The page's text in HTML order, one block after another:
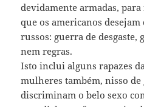
devidamente armadas,
que os americanos desejam
russos: guerra de desgaste,
nem regras.
Isto inclui alguns rapazes
mulheres também, nisso
discriminam o belo sexo